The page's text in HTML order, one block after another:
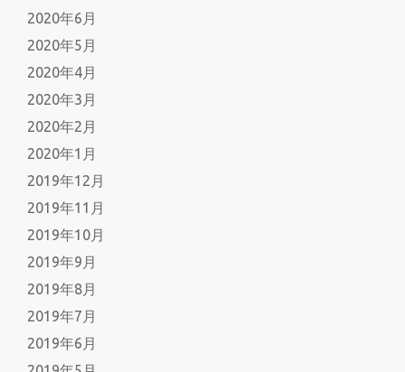
2020年6月
2020年5月
2020年4月
2020年3月
2020年2月
2020年1月
2019年12月
2019年11月
2019年10月
2019年9月
2019年8月
2019年7月
2019年6月